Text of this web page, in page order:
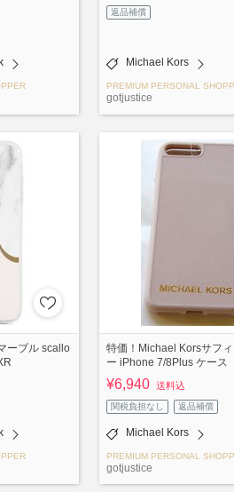
返品補償
Michael Kors
PREMIUM PERSONAL
gotjustice
ーブル scallo
特価！Michael Korsサフ
ー iPhone 7/8Plus ケース
¥6,940 送料込
関税負担なし 返品補償
Michael Kors
PREMIUM PERSONAL
gotjustice